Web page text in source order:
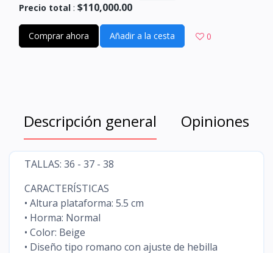
Precio total : $110,000.00
Comprar ahora Añadir a la cesta 0
Descripción general Opiniones
TALLAS: 36 - 37 - 38
CARACTERÍSTICAS
• Altura plataforma: 5.5 cm
• Horma: Normal
• Color: Beige
• Diseño tipo romano con ajuste de hebilla